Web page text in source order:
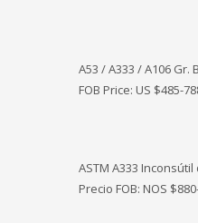
A53 / A333 / A106
FOB Price: US $485-
ASTM A333
Precio FOB: NOS